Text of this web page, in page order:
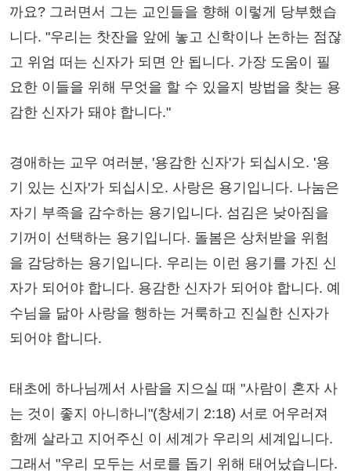
까요? 그러면서 그는 교인들을 향해 이렇게 당부했습
니다. "우리는 찻잔을 앞에 놓고 신학이나 논하는 점잖
고 위엄 떠는 신자가 되면 안 됩니다. 가장 도움이 필
요한 이들을 위해 무엇을 할 수 있을지 방법을 찾는 용
감한 신자가 돼야 합니다."
경애하는 교우 여러분, '용감한 신자'가 되십시오. '용
기 있는 신자'가 되십시오. 사랑은 용기입니다. 나눔은
자기 부족을 감수하는 용기입니다. 섬김은 낮아짐을
기꺼이 선택하는 용기입니다. 돌봄은 상처받을 위험
을 감당하는 용기입니다. 우리는 이런 용기를 가진 신
자가 되어야 합니다. 용감한 신자가 되어야 합니다. 예
수님을 닮아 사랑을 행하는 거룩하고 진실한 신자가
되어야 합니다.
태초에 하나님께서 사람을 지으실 때 "사람이 혼자 사
는 것이 좋지 아니하니"(창세기 2:18) 서로 어우러져
함께 살라고 지어주신 이 세계가 우리의 세계입니다.
그래서 "우리 모두는 서로를 돕기 위해 태어났습니다.